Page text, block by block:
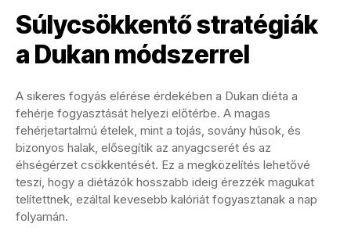
Súlycsökkentő stratégiák
a Dukan módszerrel
A sikeres fogyás elérése érdekében a Dukan diéta a
fehérje fogyasztását helyezi előtérbe. A magas
fehérjetartalmú ételek, mint a tojás, sovány húsok, és
bizonyos halak, elősegítik az anyagcserét és az
éhségérzet csökkentését. Ez a megközelítés lehetővé
teszi, hogy a diétázók hosszabb ideig érezzék magukat
telítettnek, ezáltal kevesebb kalóriát fogyasztanak a nap
folyamán.